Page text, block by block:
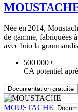
Née en 2014,
de gamme, fabriquées
avec brio la
500 000 €
CA potentiel
Documentation gratuite
MOUSTACHE